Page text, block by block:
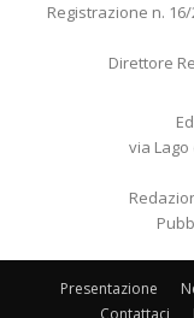
Registrazione n.
Direttore
via Lago
Presentazione
Contattaci